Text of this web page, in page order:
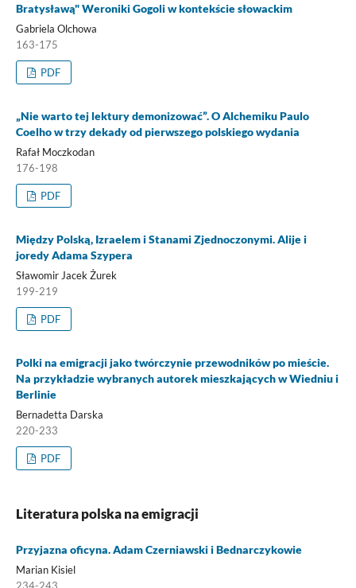
Bratysławą" Weroniki Gogoli w kontekście słowackim
Gabriela Olchowa
163-175
PDF
„Nie warto tej lektury demonizować”. O Alchemiku Paulo
Coelho w trzy dekady od pierwszego polskiego wydania
Rafał Moczkodan
176-198
PDF
Między Polską, Izraelem i Stanami Zjednoczonymi. Alije i
joredy Adama Szypera
Sławomir Jacek Żurek
199-219
PDF
Polki na emigracji jako twórczynie przewodników po mieście.
Na przykładzie wybranych autorek mieszkających w Wiedniu i
Berlinie
Bernadetta Darska
220-233
PDF
Literatura polska na emigracji
Przyjazna oficyna. Adam Czerniawski i Bednarczykowie
Marian Kisiel
234-243